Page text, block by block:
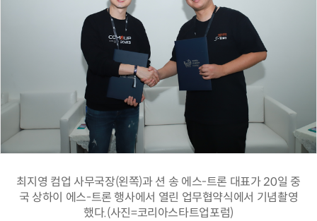
최지영 컴업 사무국장(왼쪽)과 션 송 에스-트론 대표가 20일 중
국 상하이 에스-트론 행사에서 열린 업무협약식에서 기념촬영
했다.(사진=코리아스타트업포럼)